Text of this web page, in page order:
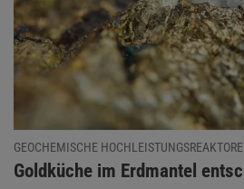
GEOCHEMISCHE
:
Goldküche im Erdmantel